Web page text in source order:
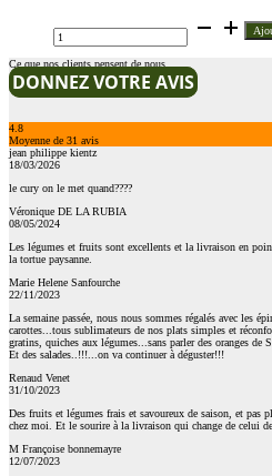
de
Botte
Roquette
Ce que nos clients pensent de nous
DONNEZ VOTRE AVIS
4.8
Moyenne de 31 avis
jean philippe kientz
18/03/2026
le cury on le met quand????
Véronique DE LA RUBIA
08/05/2024
Les légumes et fruits sont excellents et la livraison en
la tortue paysanne.
Marie Helene Sanfourche
22/11/2023
La semaine passée, nous nous sommes régalés avec les
carottes...tous sublimateurs de nos plats simples et
gratins, quiches aux légumes...sans parler des oranges
Et des salades..!!!...on va continuer à déguster!!!
Renaud Venet
31/10/2023
Des fruits et légumes frais et savoureux de saison, et pas
chez moi. Et le sourire à la livraison qui change de celui
M Françoise bonnemayre
12/07/2023